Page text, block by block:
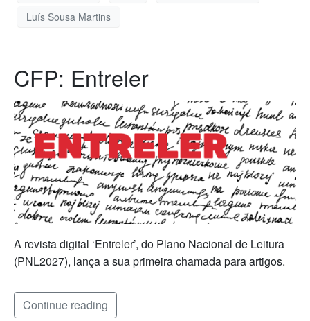
Luís Sousa Martins
CFP: Entreler
A revista digital ‘Entreler’, do Plano Nacional de Leitura
(PNL2027), lança a sua primeira chamada para artigos.
Continue reading